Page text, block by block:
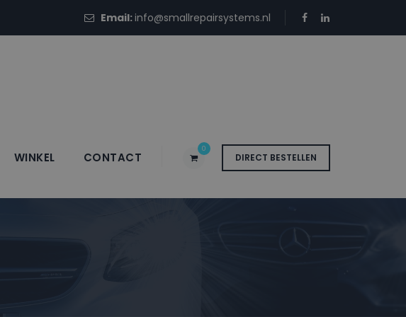
Email:info@smallrepairsystems.nl
DIRECT BESTELLEN
0
WINKEL CONTACT
UB OXKIA WHITE